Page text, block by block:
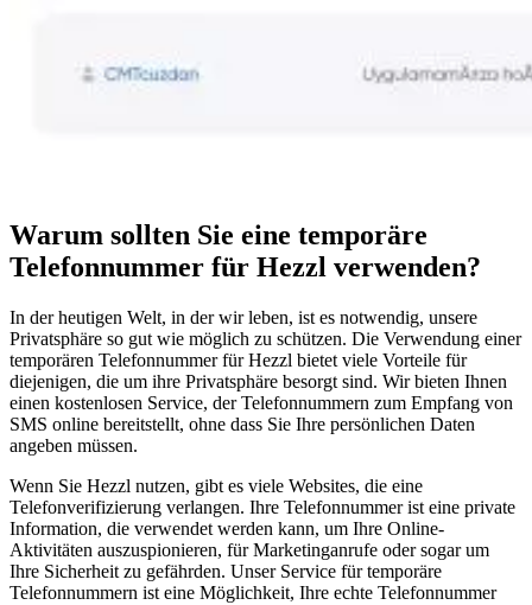
Warum sollten Sie eine temporäre
Telefonnummer für Hezzl verwenden?
In der heutigen Welt, in der wir leben, ist es notwendig, unsere
Privatsphäre so gut wie möglich zu schützen. Die Verwendung einer
temporären Telefonnummer für Hezzl bietet viele Vorteile für
diejenigen, die um ihre Privatsphäre besorgt sind. Wir bieten Ihnen
einen kostenlosen Service, der Telefonnummern zum Empfang von
SMS online bereitstellt, ohne dass Sie Ihre persönlichen Daten
angeben müssen.
Wenn Sie Hezzl nutzen, gibt es viele Websites, die eine
Telefonverifizierung verlangen. Ihre Telefonnummer ist eine private
Information, die verwendet werden kann, um Ihre Online-
Aktivitäten auszuspionieren, für Marketinganrufe oder sogar um
Ihre Sicherheit zu gefährden. Unser Service für temporäre
Telefonnummern ist eine Möglichkeit, Ihre echte Telefonnummer